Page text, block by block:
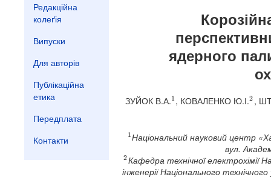
Редакційна
колеґія
Випуски
Для авторів
Публікаційна
етика
Передплата
Контакти
ядерного
ЗУЙОК В.А.11, КОВАЛЕНКО Ю.І.2
2,
11Національний науковий центр
вул.
2
2Кафедра технічної електрохімії
інженерії Національного